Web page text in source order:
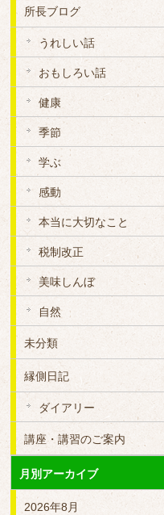
所長ブログ
うれしい話
おもしろい話
健康
季節
学ぶ
感動
本当に大切なこと
税制改正
美味しんぼ
自然
未分類
縁側日記
ダイアリー
講座・講習のご案内
月別アーカイブ
2026年8月